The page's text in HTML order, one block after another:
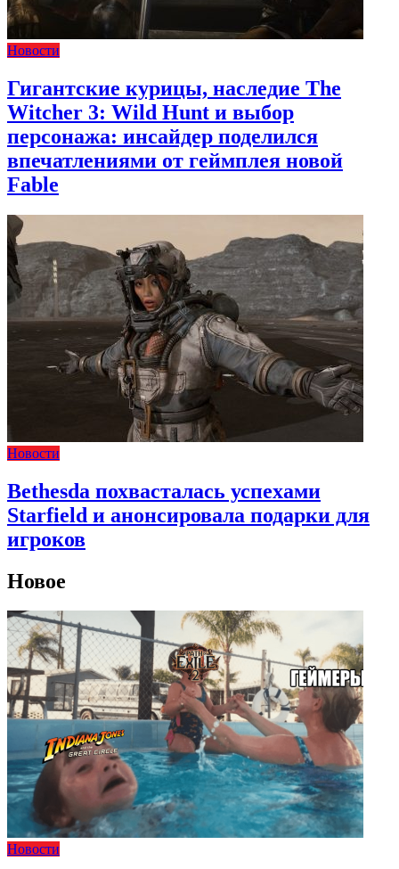
Новости
Гигантские курицы, наследие The
Witcher 3: Wild Hunt и выбор
персонажа: инсайдер поделился
впечатлениями от геймплея новой
Fable
Новости
Bethesda похвасталась успехами
Starfield и анонсировала подарки для
игроков
Новое
Новости